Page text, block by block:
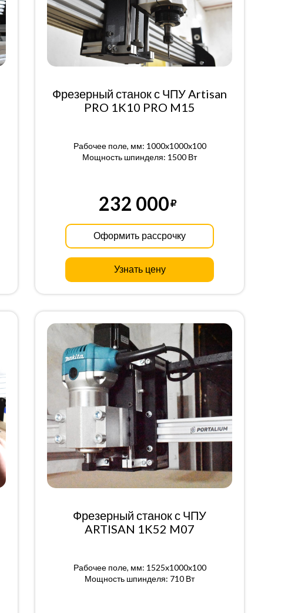
Фрезерный станок с ЧПУ Artisan
PRO 1K10 PRO M15
Рабочее поле, мм: 1000x1000x100
Мощность шпинделя: 1500 Вт
232 000
Оформить рассрочку
Узнать цену
Фрезерный станок с ЧПУ
ARTISAN 1K52 M07
Рабочее поле, мм: 1525x1000x100
Мощность шпинделя: 710 Вт